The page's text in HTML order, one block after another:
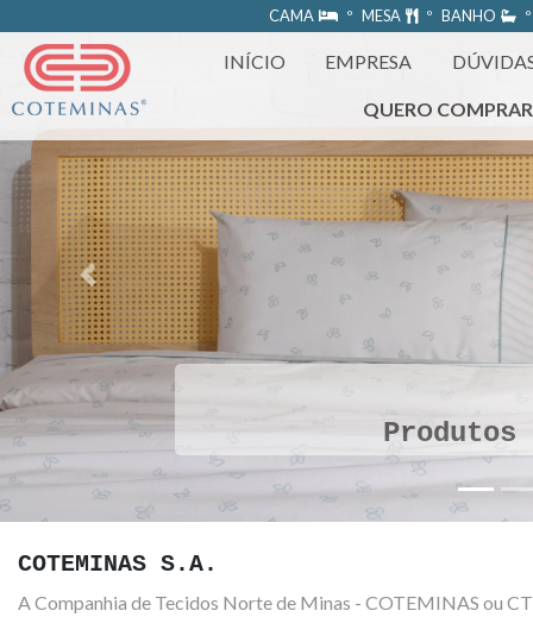
https://www.coteminas.com.br/desenv-web/htm11/
CAMA º MESA º BANHO
INÍCIO EMPRESA
QUERO COMPRAR
Produtos
Previous
COTEMINAS S.A.
A Companhia de Tecidos Norte de Minas - COTEMINAS ou